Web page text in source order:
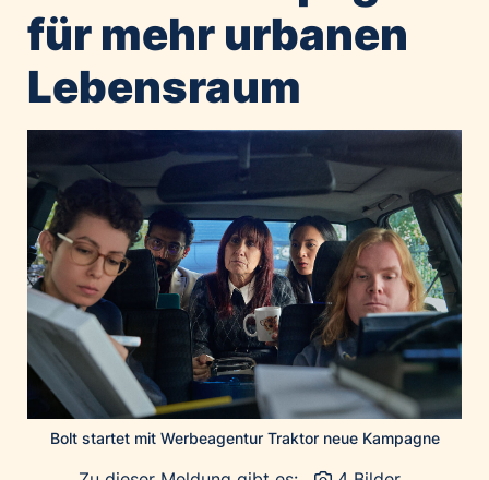
GE HealthCare
Home of Work
Huawei Consumer Business Group
JP Immobilien
JYSK
Kroatische Zentrale für Tourismus
List Holding Gruppe
Marble House
Mediaplus
Microsoft
Mondelēz Österreich
Muse Electronics
für mehr urbanen
Lebensraum
Bolt startet mit Werbeagentur Traktor neue Kampagne